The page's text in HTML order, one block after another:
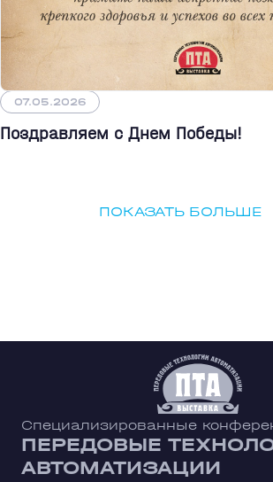
07.05.2026
Поздравляем с Днем Победы!
ПОКАЗАТЬ БОЛЬШЕ
Специализированные
ПЕРЕДОВЫЕ
АВТОМАТИЗАЦИИ